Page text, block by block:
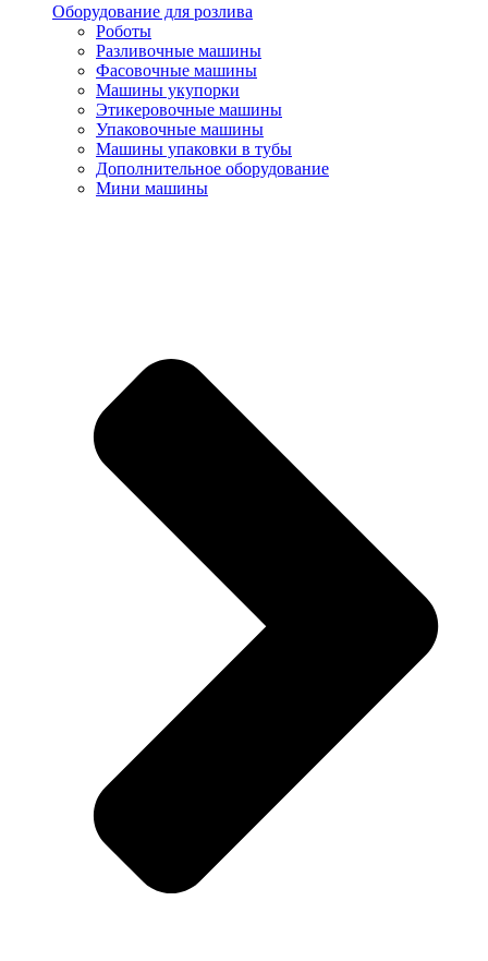
Оборудование для розлива
Роботы
Разливочные машины
Фасовочные машины
Машины укупорки
Этикеровочные машины
Упаковочные машины
Машины упаковки в тубы
Дополнительное оборудование
Мини машины